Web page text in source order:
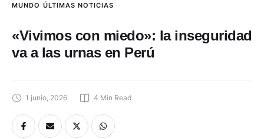
MUNDO ÚLTIMAS NOTICIAS
«Vivimos con miedo»: la inseguridad
va a las urnas en Perú
1 junio, 2026 4 Min Read